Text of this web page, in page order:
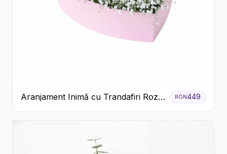
Aranjament Inimă cu Trandafiri Roz
și Gypsophila Albă
RON449